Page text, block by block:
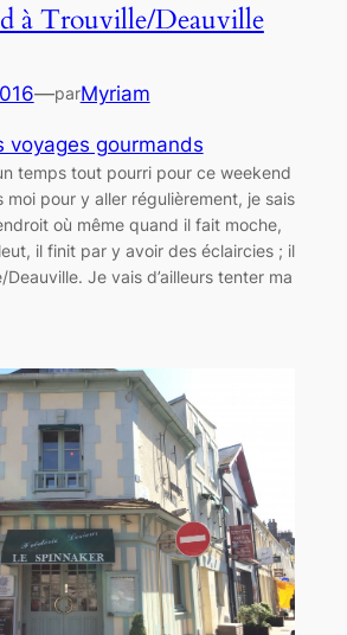
à Trouville/Deauville
—parMyriam
voyages gourmands
temps tout pourri pour ce weekend
pour y aller régulièrement, je sais
où même quand il fait moche,
il finit par y avoir des éclaircies ; il
Deauville. Je vais d’ailleurs tenter ma